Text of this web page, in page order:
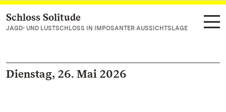
Zum Hauptinhalt springen
Schloss Solitude
JAGD- UND LUSTSCHLOSS IN IMPOSANTER AUSSICHTSLAGE
Dienstag, 26. Mai 2026